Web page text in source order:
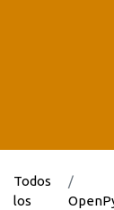
Todos
los